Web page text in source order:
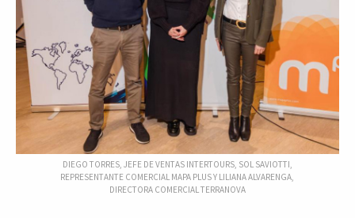
DIEGO TORRES, JEFE DE VENTAS INTERTOURS, SOL SAVIOTTI,
REPRESENTANTE COMERCIAL MAPA PLUS Y LILIANA ALVARENGA,
DIRECTORA COMERCIAL TERRANOVA